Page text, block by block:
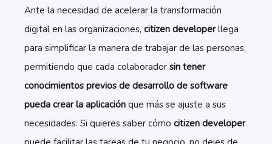
Ante la necesidad de acelerar la transformación
digital en las organizaciones, citizen developerllega
para simplificar la manera de trabajar de las personas,
permitiendo que cada colaborador sin tener
conocimientos previos de desarrollo de software
pueda crear la aplicación que más se ajuste a sus
necesidades. Si quieres saber cómo citizen developer